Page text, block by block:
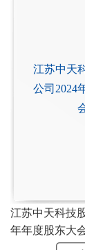
江苏中天
公司2024
江苏中天科技
年年度股东大